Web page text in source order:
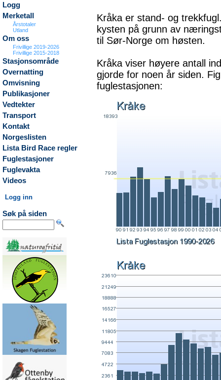
Logg
Merketall
Årstotaler
Utland
Om oss
Frivillige 2019-2026
Frivillige 2015-2018
Stasjonsområde
Overnatting
Omvisning
Publikasjoner
Vedtekter
Transport
Kontakt
Norgeslisten
Lista Bird Race regler
Fuglestasjoner
Fuglevakta
Videos
Logg inn
Søk på siden
Kråka er stand- og
kysten på grunn av
til Sør-Norge om høsten.
Kråka viser høyere antall
gjorde for noen år siden.
fuglestasjonen: